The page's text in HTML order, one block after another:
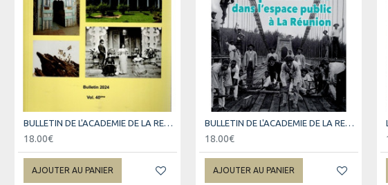
BULLETIN DE L'ACADEMIE DE LA REUNION - VOLUME 40
18.00€
AJOUTER AU PANIER
BULLETIN DE L'ACADEMIE DE LA REUNION - VOLUME 41 - LE PATRIMOINE
18.00€
AJOUTER AU PANIER